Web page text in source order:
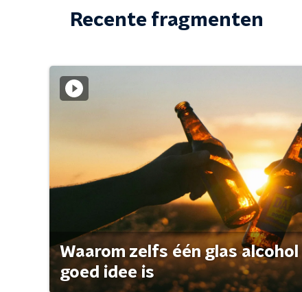
Recente fragmenten
Waarom zelfs één glas
goed idee is